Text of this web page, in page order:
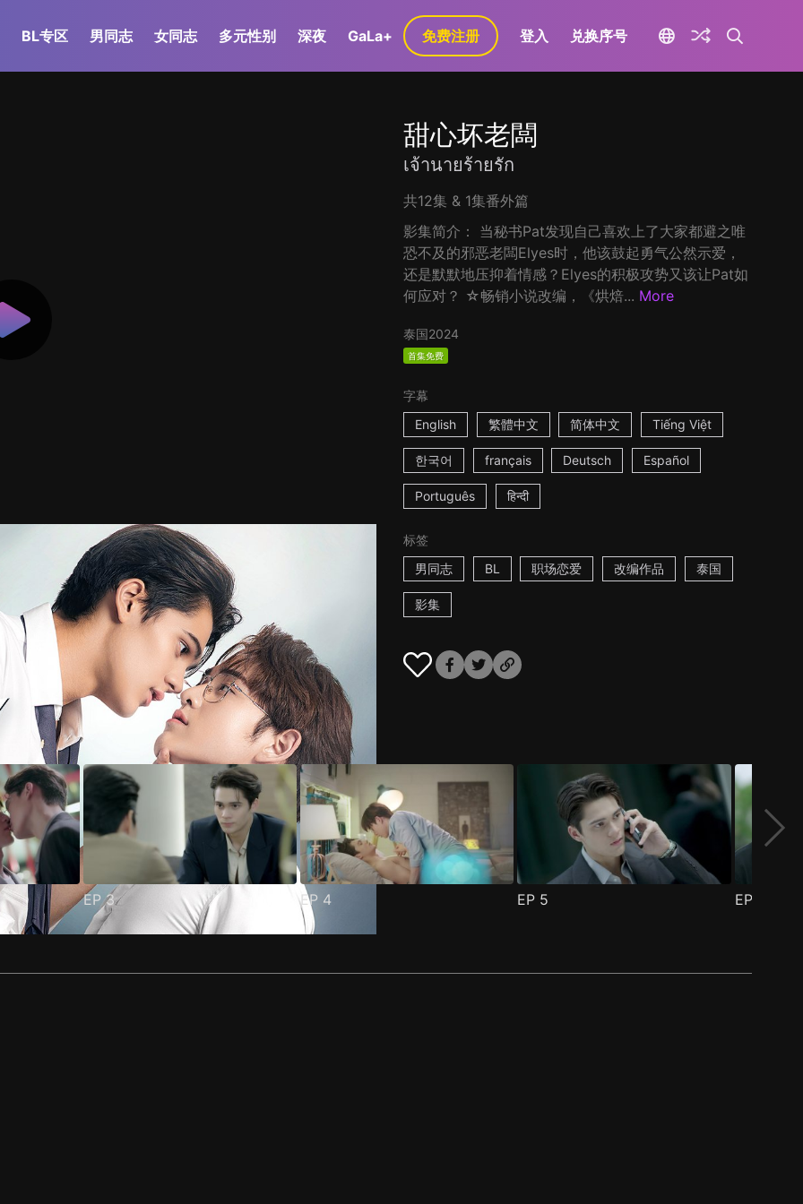
BL专区 男同志 女同志 多元性别 深夜 GaLa+ 免费注册 登入 兑换序号
甜心坏老闆
เจ้านายร้ายรัก
共12集 & 1集番外篇
影集简介： 当秘书Pat发现自己喜欢上了大家都避之唯
恐不及的邪恶老闆Elyes时，他该鼓起勇气公然示爱，
还是默默地压抑着情感？Elyes的积极攻势又该让Pat如
何应对？ ☆畅销小说改编，《烘焙... More
泰国2024
首集免费
字幕
English
繁體中文 简体中文 Tiếng Việt
한국어 français Deutsch Español
Português हिन्दी
标签
男同志
BL 职场恋爱 改编作品 泰国
影集
EP3 EP 4 EP 5 EP